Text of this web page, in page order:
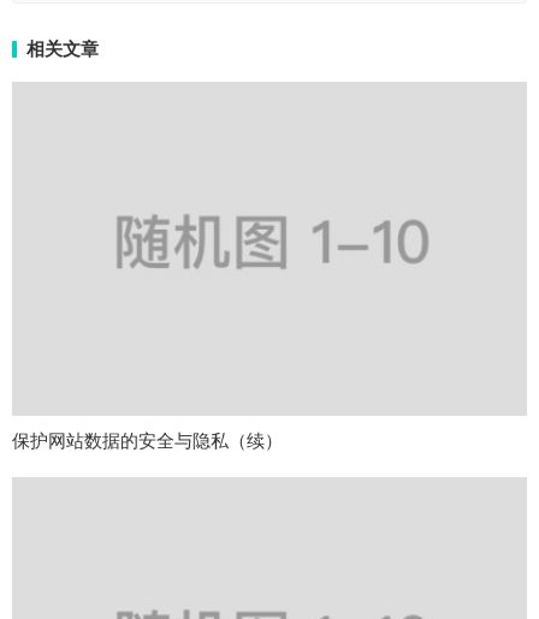
相关文章
保护网站数据的安全与隐私（续）